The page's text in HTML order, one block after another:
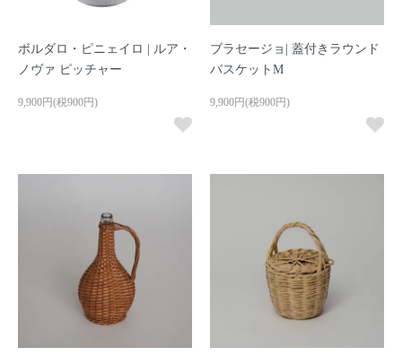
ボルダロ・ピニェイロ | ルア・
ノヴァ ピッチャー
9,900円(税900円)
ブラセージョ| 蓋付きラウンド
バスケットM
9,900円(税900円)